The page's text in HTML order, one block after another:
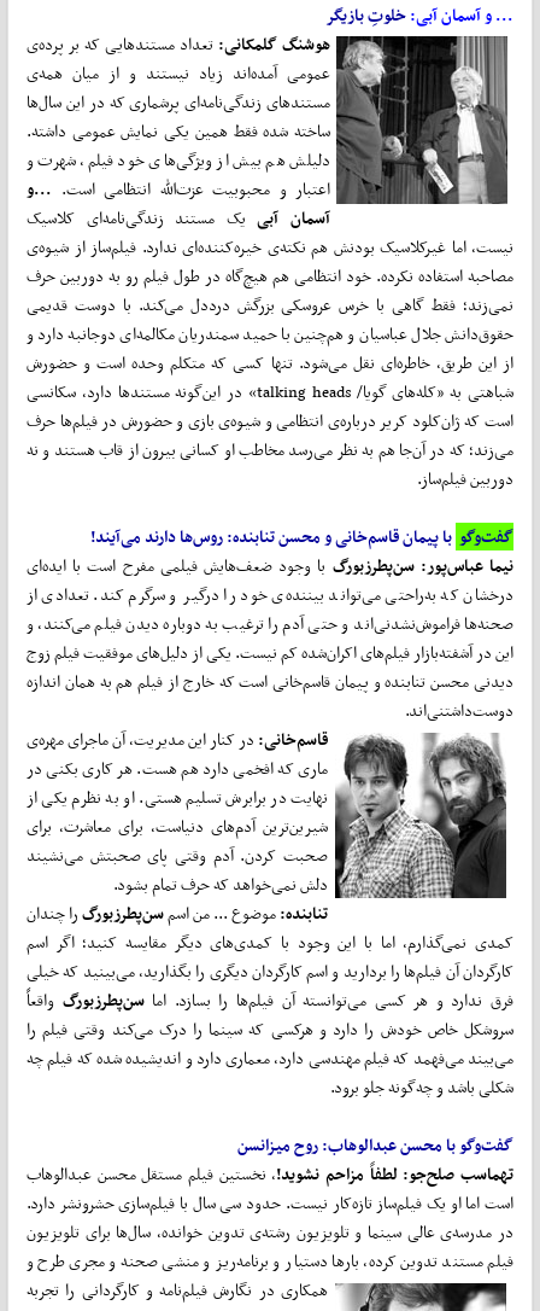
... و آسمان آبی:خلوتِ بازیگر
هوشنگ گلمکانی:تعداد مستندهایی که بر پرده‌ی
عمومی آمده‌اند زیاد نیستند و از میان همه‌ی
مستندهای زندگی‌نامه‌ای پرشماری که در این سال‌ها
ساخته شده فقط همین یکی نمایش عمومی داشته.
دلیلش هم بیش از ویژگی‌های خود فیلم، شهرت و
اعتبار و محبوبیت عزت‌الله انتظامی است. ...و
آسمان آبییک مستند زندگی‌نامه‌ای کلاسیک
نیست، اما غیرکلاسیک بودنش هم نکته‌ی خیره‌کننده‌ای ندارد. فیلم‌ساز از شیوه‌ی
مصاحبه استفاده نکرده. خود انتظامی هم هیچ‌گاه در طول فیلم رو به دوربین حرف
نمی‌زند؛ فقط گاهی با خرس عروسکی بزرگش درددل می‌کند. با دوست قدیمی
حقوق‌دانش جلال عباسیان و هم‌چنین با حمید سمندریان مکالمه‌ای دوجانبه دارد و
از این طریق، خاطره‌ای نقل می‌شود. تنها کسی که متکلم وحده است و حضورش
شباهتی به «کله‌های گویا/ talking heads» در این‌گونه مستندها دارد، سکانسی
است که ژان‌کلود کریر درباره‌ی انتظامی و شیوه‌ی بازی و حضورش در فیلم‌ها حرف
می‌زند؛ که در آن‌جا هم به نظر می‌رسد مخاطب او کسانی بیرون از قاب هستند و نه
دوربین فیلم‌ساز.
گفت‌وگوبا پیمان قاسم‌خانی و محسن تنابنده: روس‌ها دارند می‌آیند!
نیما عباس‌پور: سن‌پطرزبورگبا وجود ضعف‌هایش فیلمی مفرح است با ایده‌ای
درخشان که به‌راحتی می‌تواند بیننده‌ی خود را درگیر و سرگرم کند. تعدادی از
صحنه‌ها فراموش‌نشدنی‌اند و حتی آدم را ترغیب به دوباره دیدن فیلم می‌کنند، و
این در آشفته‌بازار فیلم‌های اکران‌شده کم نیست. یکی از دلیل‌های موفقیت فیلم زوج
دیدنی محسن تنابنده و پیمان قاسم‌خانی است که خارج از فیلم هم به همان اندازه
دوست‌داشتنی‌اند.
قاسم‌خانی:در کنار این مدیریت، آن ماجرای مهره‌ی
ماری که افخمی دارد هم هست. هر کاری بکنی در
نهایت در برابرش تسلیم هستی. او به نظرم یکی از
شیرین‌ترین آدم‌های دنیاست، برای معاشرت، برای
صحبت کردن. آدم وقتی پای صحبتش می‌نشیند
دلش نمی‌خواهد که حرف تمام بشود.
تنابنده:موضوع ... من اسمسن‌پطرزبورگرا چندان
کمدی نمی‌گذارم، اما با این وجود با کمدی‌های دیگر مقایسه کنید؛ اگر اسم
کارگردان آن فیلم‌ها را بردارید و اسم کارگردان دیگری را بگذارید، می‌بینید که خیلی
فرق ندارد و هر کسی می‌توانسته آن فیلم‌ها را بسازد. اما سن‌پطرزبورگواقعاً
سر‌و‌شکل خاص خودش را دارد و هرکسی که سینما را درک می‌کند وقتی فیلم را
می‌بیند می‌فهمد که فیلم مهندسی دارد، معماری دارد و اندیشیده شده که فیلم چه
شکلی باشد و چه‌گونه جلو برود.
گفت‌وگو با محسن عبدالوهاب: روح میزانسن
تهماسب صلح‌جو: لطفاً مزاحم نشوید!، نخستین فیلم مستقل محسن عبدالوهاب
است اما او یک فیلم‌ساز تازه‌کار نیست. حدود سی سال با فیلم‌سازی حشرونشر دارد.
در مدرسه‌ی عالی سینما و تلویزیون رشته‌ی تدوین خوانده، سال‌ها برای تلویزیون
فیلم مستند تدوین کرده، بارها دستیار و برنامه‌ریز و منشی صحنه و مجری طرح و
همکاری در نگارش فیلم‌نامه و کارگردانی را تجربه